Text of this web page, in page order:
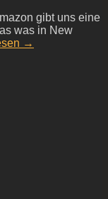
gibt uns eine
was in New
→